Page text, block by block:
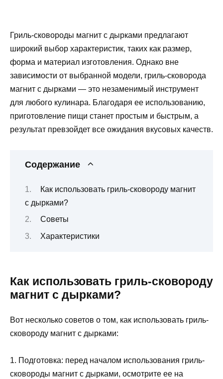
Гриль-сковороды магнит с дырками предлагают
широкий выбор характеристик, таких как размер,
форма и материал изготовления. Однако вне
зависимости от выбранной модели, гриль-сковорода
магнит с дырками — это незаменимый инструмент
для любого кулинара. Благодаря ее использованию,
приготовление пищи станет простым и быстрым, а
результат превзойдет все ожидания вкусовых качеств.
Содержание
Как использовать гриль-сковороду магнит
с дырками?
Советы
Характеристики
Как использовать гриль-сковороду
магнит с дырками?
Вот несколько советов о том, как использовать гриль-
сковороду магнит с дырками:
1. Подготовка: перед началом использования гриль-
сковороды магнит с дырками, осмотрите ее на